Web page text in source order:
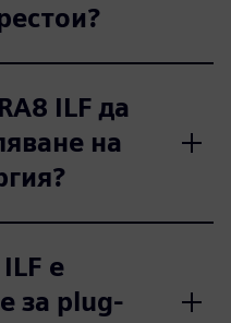
ILF да
на
е
за plug-